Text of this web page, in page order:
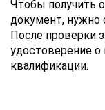
Чтобы получить
документ, нужно
После проверки
удостоверение
квалификации.